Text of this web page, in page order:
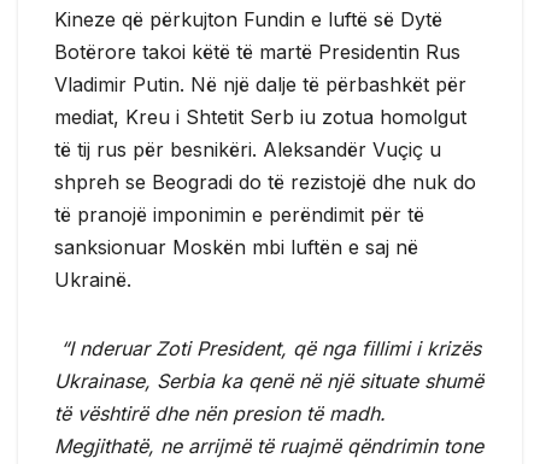
Kineze që përkujton Fundin e luftë së Dytë
Botërore takoi këtë të martë Presidentin Rus
Vladimir Putin. Në një dalje të përbashkët për
mediat, Kreu i Shtetit Serb iu zotua homolgut
të tij rus për besnikëri. Aleksandër Vuçiç u
shpreh se Beogradi do të rezistojë dhe nuk do
të pranojë imponimin e perëndimit për të
sanksionuar Moskën mbi luftën e saj në
Ukrainë.
“I nderuar Zoti President, që nga fillimi i krizës
Ukrainase, Serbia ka qenë në një situate shumë
të vështirë dhe nën presion të madh.
Megjithatë, ne arrijmë të ruajmë qëndrimin tone